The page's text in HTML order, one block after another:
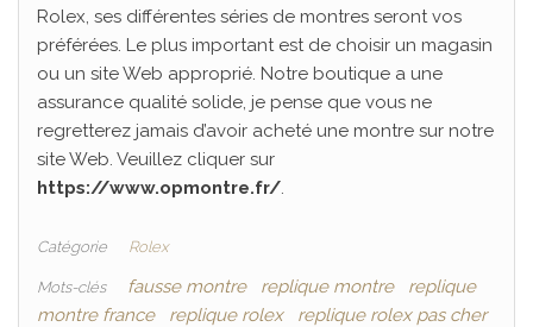
Rolex, ses différentes séries de montres seront vos
préférées. Le plus important est de choisir un magasin
ou un site Web approprié. Notre boutique a une
assurance qualité solide, je pense que vous ne
regretterez jamais d’avoir acheté une montre sur notre
site Web. Veuillez cliquer sur
https://www.opmontre.fr/.
Catégorie Rolex
Mots-clés fausse montre replique montre
replique
montre france
replique rolex replique rolex pas cher